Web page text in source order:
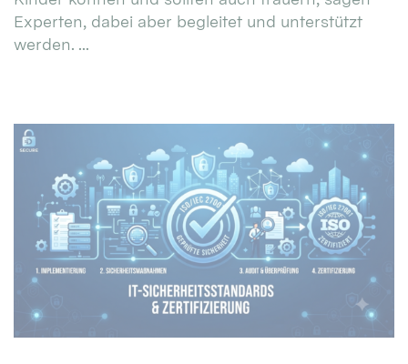
Experten, dabei aber begleitet und unterstützt
werden. ...